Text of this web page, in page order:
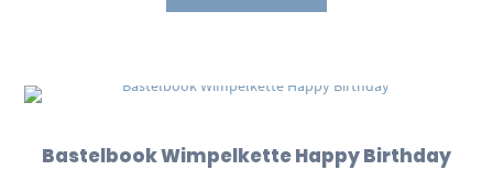
Bastelbook Wimpelkette Happy Birthday